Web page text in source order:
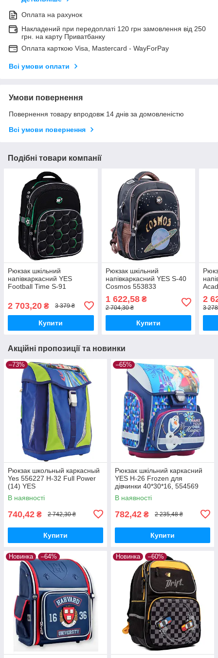
Оплата на рахунок
Накладений при передоплаті 120 грн замовлення від 250
грн. на карту Приватбанку
Оплата карткою Visa, Mastercard - WayForPay
Всі умови оплати
Умови повернення
Повернення товару впродовж 14 днів за домовленістю
Всі умови повернення
Подібні товари компанії
Рюкзак шкільний
напівкаркасний YES
Football Time S-91
2 703,20 ₴ 3 379 ₴
Купити
Рюкзак шкільний
напівкаркасний YES S-40
Cosmos 553833
1 622,58₴
2 704,30 ₴
Купити
2
3
Акційні пропозиції та новинки
–73%
Рюкзак школьный каркасный
Yes 556227 H-32 Full Power
(14) YES
В наявності
740,42 ₴ 2 742,30 ₴
Купити
–65%
Рюкзак шкільний каркасний
YES Н-26 Frozen для
дівчинки 40*30*16, 554569
В наявності
782,42 ₴ 2 235,48 ₴
Купити
Новинка –64% Новинка –60%